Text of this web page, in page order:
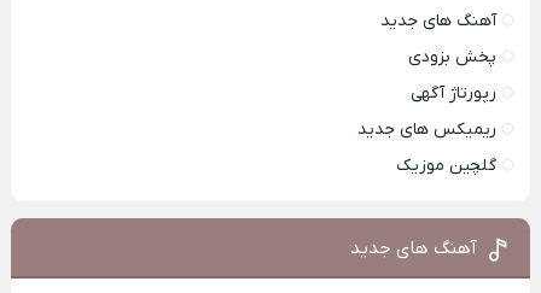
آهنگ های جدید
پخش بزودی
رپورتاژ آگهی
ریمیکس های جدید
گلچین موزیک
آهنگ های جدید